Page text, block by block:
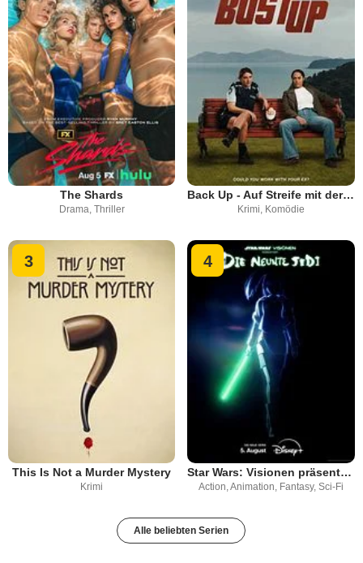
The Shards
Drama, Thriller
Back Up - Auf Streife mit der Ex
Krimi, Komödie
3
This Is Not a Murder Mystery
Krimi
4
Star Wars: Visionen präsentiert – Die neunte Jedi
Action, Animation, Fantasy, Sci-Fi
Alle beliebten Serien